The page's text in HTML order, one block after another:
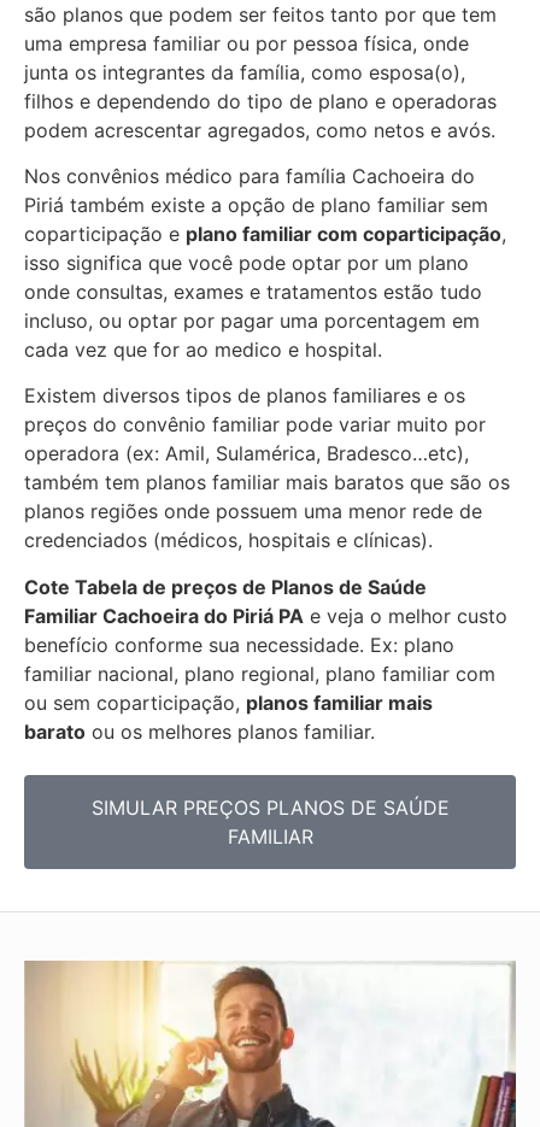
são planos que podem ser feitos tanto por que tem
uma empresa familiar ou por pessoa física, onde
junta os integrantes da família, como esposa(o),
filhos e dependendo do tipo de plano e operadoras
podem acrescentar agregados, como netos e avós.
Nos convênios médico para família Cachoeira do
Piriá também existe a opção de plano familiar sem
coparticipação e plano familiar com coparticipação,
isso significa que você pode optar por um plano
onde consultas, exames e tratamentos estão tudo
incluso, ou optar por pagar uma porcentagem em
cada vez que for ao medico e hospital.
Existem diversos tipos de planos familiares e os
preços do convênio familiar pode variar muito por
operadora (ex: Amil, Sulamérica, Bradesco…etc),
também tem planos familiar mais baratos que são os
planos regiões onde possuem uma menor rede de
credenciados (médicos, hospitais e clínicas).
Cote Tabela de preços de Planos de Saúde
Familiar Cachoeira do Piriá PA e veja o melhor custo
benefício conforme sua necessidade. Ex: plano
familiar nacional, plano regional, plano familiar com
ou sem coparticipação, planos familiar mais
barato ou os melhores planos familiar.
SIMULAR PREÇOS PLANOS DE SAÚDE
FAMILIAR